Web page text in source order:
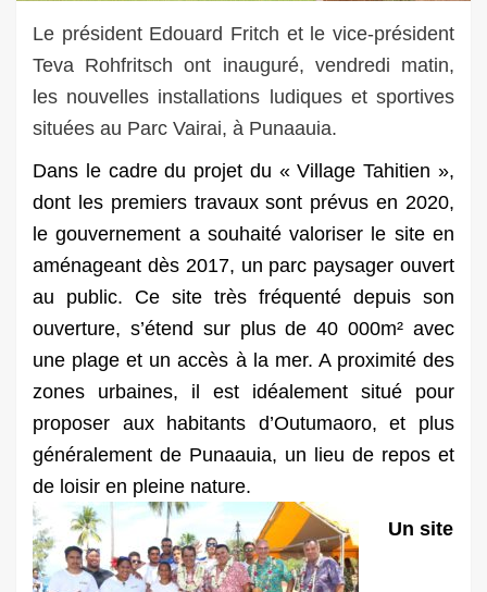
Le président Edouard Fritch et le vice-président
Teva Rohfritsch ont inauguré, vendredi matin,
les nouvelles installations ludiques et sportives
situées au Parc Vairai, à Punaauia.
Dans le cadre du projet du « Village Tahitien »,
dont les premiers travaux sont prévus en 2020,
le gouvernement a souhaité valoriser le site en
aménageant dès 2017, un parc paysager ouvert
au public. Ce site très fréquenté depuis son
ouverture, s’étend sur plus de 40 000m² avec
une plage et un accès à la mer. A proximité des
zones urbaines, il est idéalement situé pour
proposer aux habitants d’Outumaoro, et plus
généralement de Punaauia, un lieu de repos et
de loisir en pleine nature.
Un site